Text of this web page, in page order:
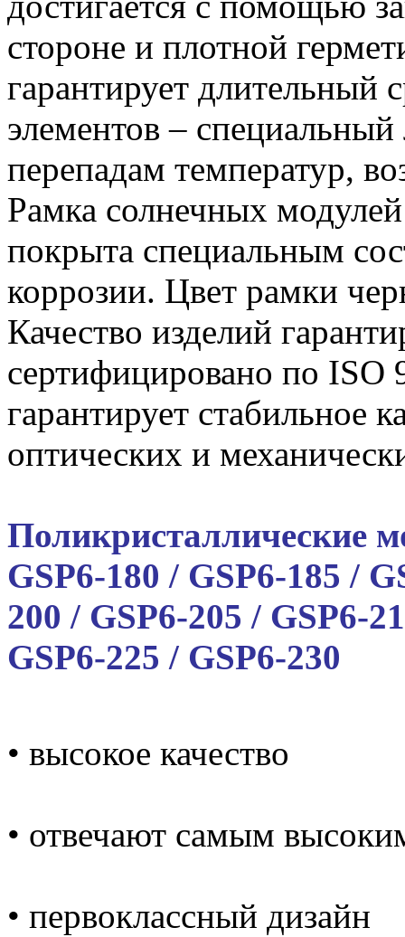
стороне и плотной
гарантирует длительный
элементов –
перепадам температур,
Рамка солнечных
покрыта специальным
коррозии. Цвет рамки
Качество изделий
сертифицировано по ISO
гарантирует стабильное
оптических и
Поликристаллические
GSP6-180 / GSP6-185 /
200 / GSP6-205 / GSP6-
GSP6-225 / GSP6-230
• высокое качество
• отвечают самым
• первоклассный дизайн